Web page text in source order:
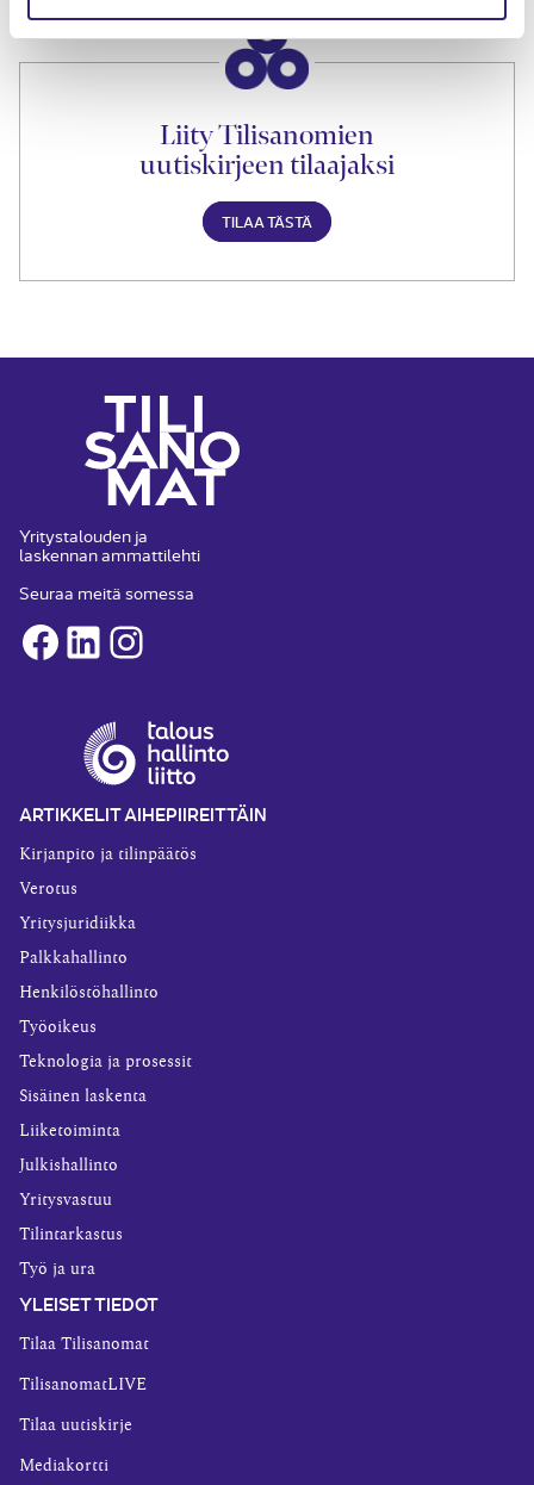
Liity Tilisanomien
uutiskirjeen tilaajaksi
TILAA TÄSTÄ
Yritystalouden ja
laskennan ammattilehti
Seuraa meitä somessa
Facebook
LinkedInInstagram
ARTIKKELIT AIHEPIIREITTÄIN
Kirjanpito ja tilinpäätös
Verotus
Yritysjuridiikka
Palkkahallinto
Henkilöstöhallinto
Työoikeus
Teknologia ja prosessit
Sisäinen laskenta
Liiketoiminta
Julkishallinto
Yritysvastuu
Tilintarkastus
Työ ja ura
YLEISET TIEDOT
Tilaa Tilisanomat
TilisanomatLIVE
Tilaa uutiskirje
Mediakortti